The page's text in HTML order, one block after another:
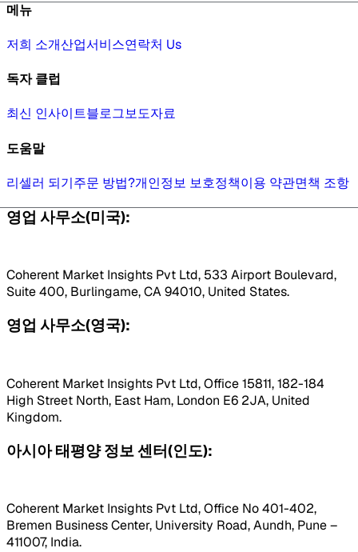
메뉴
저희 소개산업서비스연락처 Us
독자 클럽
최신 인사이트블로그보도자료
도움말
리셀러 되기주문 방법?개인정보 보호정책이용 약관면책 조항
영업 사무소(미국):
Coherent Market Insights Pvt Ltd, 533 Airport Boulevard,
Suite 400, Burlingame, CA 94010, United States.
영업 사무소(영국):
Coherent Market Insights Pvt Ltd, Office 15811, 182-184
High Street North, East Ham, London E6 2JA, United
Kingdom.
아시아 태평양 정보 센터(인도):
Coherent Market Insights Pvt Ltd, Office No 401-402,
Bremen Business Center, University Road, Aundh, Pune –
411007, India.